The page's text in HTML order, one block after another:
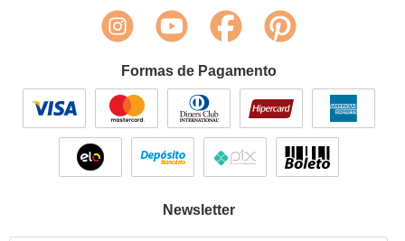
Formas de Pagamento
Newsletter